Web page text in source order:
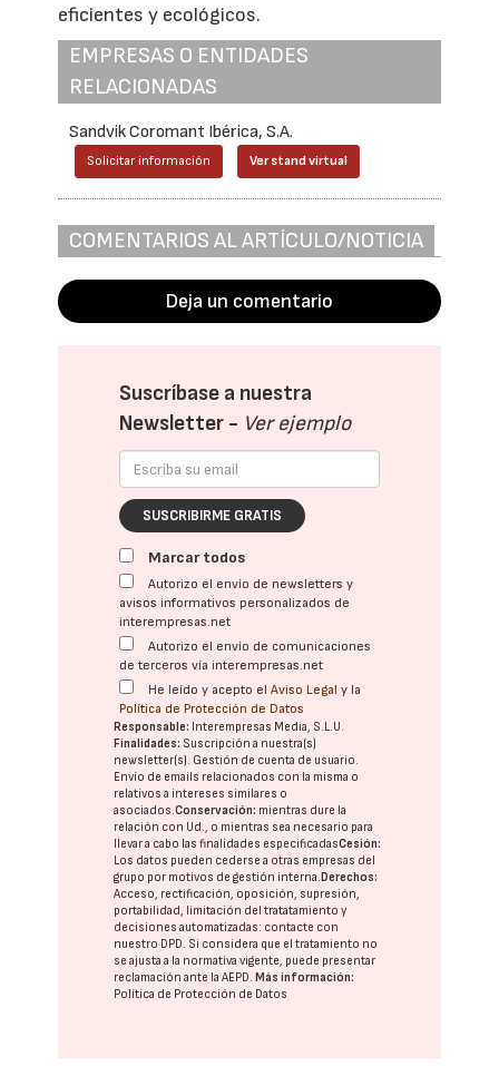
eficientes y ecológicos.
EMPRESAS O ENTIDADES
RELACIONADAS
Sandvik Coromant Ibérica, S.A.
Solicitar información Ver stand virtual
COMENTARIOS AL ARTÍCULO/NOTICIA
Deja un comentario
Suscríbase a nuestra
Newsletter - Ver ejemplo
SUSCRIBIRME GRATIS
Marcar todos
Autorizo el envío de newsletters y
avisos informativos personalizados de
interempresas.net
Autorizo el envío de comunicaciones
de terceros vía interempresas.net
He leído y acepto elAviso Legal y la
Política de Protección de Datos
Responsable: Interempresas Media, S.L.U.
Finalidades: Suscripción a nuestra(s)
newsletter(s). Gestión de cuenta de usuario.
Envío de emails relacionados con la misma o
relativos a intereses similares o
asociados.Conservación: mientras dure la
relación con Ud., o mientras sea necesario para
llevar a cabo las finalidades especificadasCesión:
Los datos pueden cederse a otras empresas del
grupo por motivos de gestión interna. Derechos:
Acceso, rectificación, oposición, supresión,
portabilidad, limitación del tratatamiento y
decisiones automatizadas: contacte con
nuestro DPD. Si considera que el tratamiento no
se ajusta a la normativa vigente, puede presentar
reclamación ante laAEPD. Más información:
Política de Protección de Datos